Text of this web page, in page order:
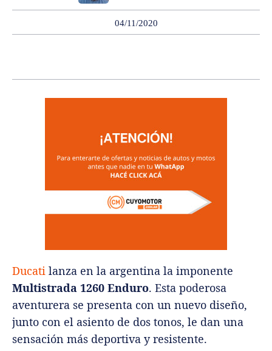
04/11/2020
Ducati lanza en la argentina la imponente
Multistrada 1260 Enduro. Esta poderosa
aventurera se presenta con un nuevo diseño,
junto con el asiento de dos tonos, le dan una
sensación más deportiva y resistente.